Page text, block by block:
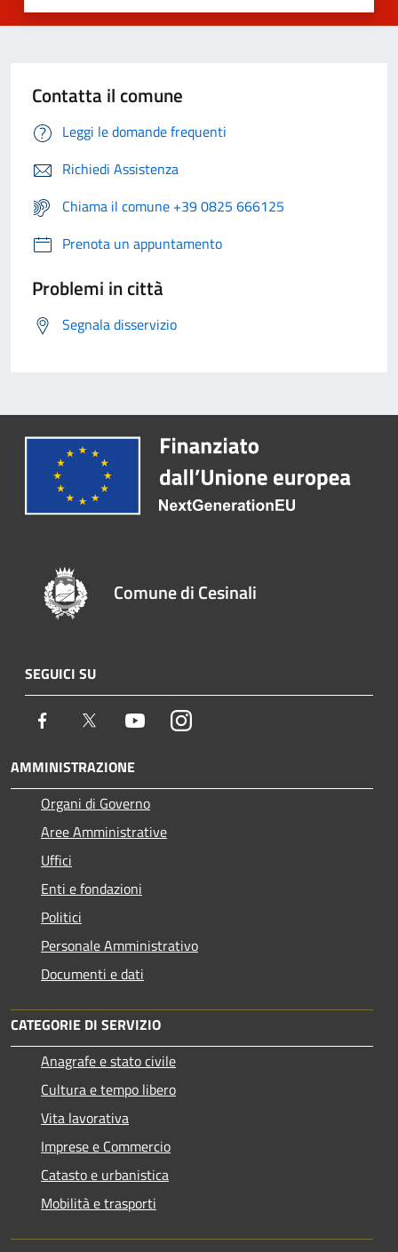
Contatta il comune
Leggi le domande frequenti
Richiedi Assistenza
Chiama il comune +39 0825 666125
Prenota un appuntamento
Problemi in città
Segnala disservizio
Comune di Cesinali
SEGUICI SU
Facebook Twitter YoutubeInstagram
AMMINISTRAZIONE
Organi di Governo
Aree Amministrative
Uffici
Enti e fondazioni
Politici
Personale Amministrativo
Documenti e dati
CATEGORIE DI SERVIZIO
Anagrafe e stato civile
Cultura e tempo libero
Vita lavorativa
Imprese e Commercio
Catasto e urbanistica
Mobilità e trasporti